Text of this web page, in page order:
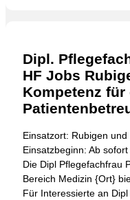
Dipl.
HF Jobs
Kompetenz
Einsatzort: Rubigen und
Einsatzbeginn: Ab
Die Dipl Pflegefachfrau
Bereich Medizin {Ort}
Für Interessierte an